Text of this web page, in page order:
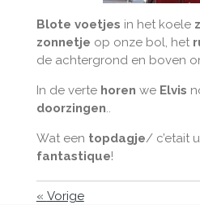
Blote voetjes in het koele
zonnetje op onze bol, het
de achtergrond en boven
In de verte horen we Elvis
doorzingen..
Wat een topdagje/ c’etait
fantastique!
« Vorige